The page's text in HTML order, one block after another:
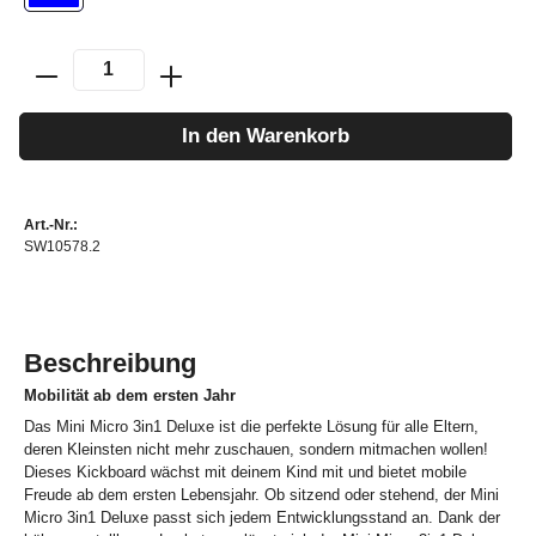
In den Warenkorb
Art.-Nr.:
SW10578.2
Beschreibung
Mobilität ab dem ersten Jahr
Das Mini Micro 3in1 Deluxe ist die perfekte Lösung für alle Eltern,
deren Kleinsten nicht mehr zuschauen, sondern mitmachen wollen!
Dieses Kickboard wächst mit deinem Kind mit und bietet mobile
Freude ab dem ersten Lebensjahr. Ob sitzend oder stehend, der Mini
Micro 3in1 Deluxe passt sich jedem Entwicklungsstand an. Dank der